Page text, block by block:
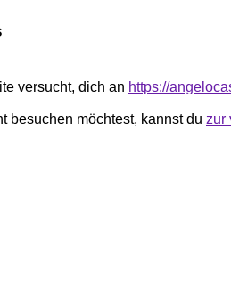
versucht, dich an https://
besuchen möchtest, kannst du zur